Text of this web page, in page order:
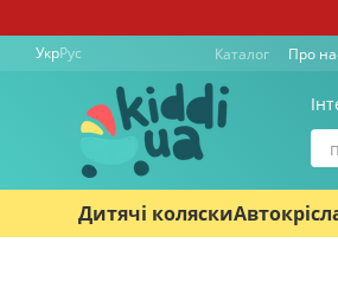
УкрРус Каталог Про
Дитячі коляски